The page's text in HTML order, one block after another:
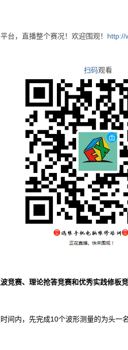
台，直播整个赛况！欢迎围观！ http://
扫码观看
赛、理论抢答竞赛和优秀实践修板
内，先完成10个波形测量的为头一名